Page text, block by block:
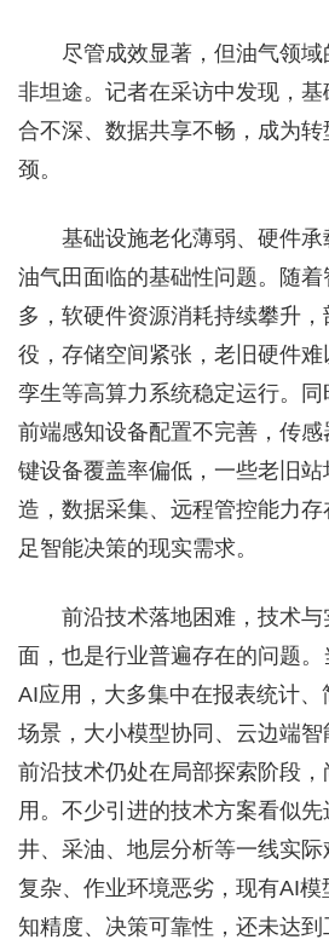
尽管成效显著，但油气领
非坦途。记者在采访中发现，
合不深、数据共享不畅，成为
颈。
基础设施老化薄弱、硬件
油气田面临的基础性问题。随
多，软硬件资源消耗持续攀升
役，存储空间紧张，老旧硬件
孪生等高算力系统稳定运行。
前端感知设备配置不完善，传
键设备覆盖率偏低，一些老旧
造，数据采集、远程管控能力
足智能决策的现实需求。
前沿技术落地困难，技术
面，也是行业普遍存在的问题
AI应用，大多集中在报表统计
场景，大小模型协同、云边端
前沿技术仍处在局部探索阶段
用。不少引进的技术方案看似
井、采油、地层分析等一线实
复杂、作业环境恶劣，现有AI
知精度、决策可靠性，还未达